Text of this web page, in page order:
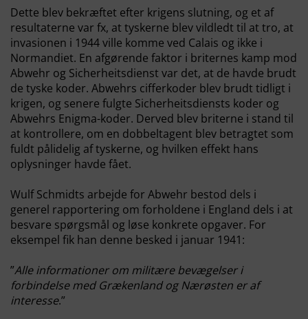
Dette blev bekræftet efter krigens slutning, og et af
resultaterne var fx, at tyskerne blev vildledt til at tro, at
invasionen i 1944 ville komme ved Calais og ikke i
Normandiet. En afgørende faktor i briternes kamp mod
Abwehr og Sicherheitsdienst var det, at de havde brudt
de tyske koder. Abwehrs cifferkoder blev brudt tidligt i
krigen, og senere fulgte Sicherheitsdiensts koder og
Abwehrs Enigma-koder. Derved blev briterne i stand til
at kontrollere, om en dobbeltagent blev betragtet som
fuldt pålidelig af tyskerne, og hvilken effekt hans
oplysninger havde fået.
Wulf Schmidts arbejde for Abwehr bestod dels i
generel rapportering om forholdene i England dels i at
besvare spørgsmål og løse konkrete opgaver. For
eksempel fik han denne besked i januar 1941:
”Alle informationer om militære bevægelser i
forbindelse med Grækenland og Nærøsten er af
interesse.”